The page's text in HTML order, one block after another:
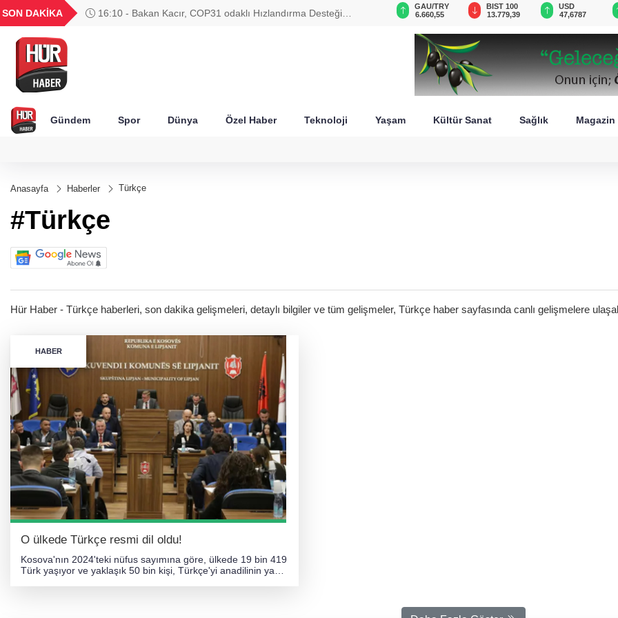
SON DAKİKA
16:10 - Bakan Kacır, COP31 odaklı Hızlandırma Desteği
UYU
1,1849
18,2677
16,3788
27,9743
0,0018
GAU/TRY
6.660,55
BIST 100
13.779,39
USD
47,6787
Gündem Spor Dünya Özel Haber Teknoloji Yaşam Kültür Sanat Sağlık Magazin
Anasayfa Haberler Türkçe
#Türkçe
Hür Haber - Türkçe haberleri, son dakika gelişmeleri, detaylı bilgiler ve tüm gelişmeler, Türkçe haber sayfasında canlı gelişmelere
HABER
O ülkede Türkçe resmi dil oldu!
Kosova'nın 2024'teki nüfus sayımına göre, ülkede 19 bin 419
Türk yaşıyor ve yaklaşık 50 bin kişi, Türkçe'yi anadilinin yanı